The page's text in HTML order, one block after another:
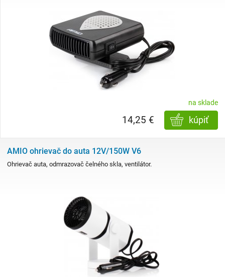
na sklade
kúpiť
14,25 €
AMIO ohrievač do auta 12V/150W V6
Ohrievač auta, odmrazovač čelného skla, ventilátor.